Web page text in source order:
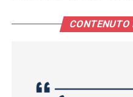
CONTENUTO